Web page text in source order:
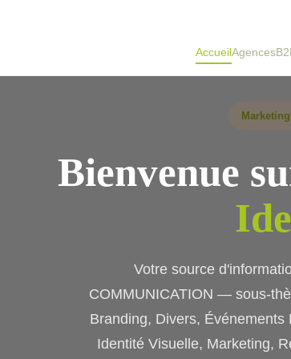
AccueilAgences
Bienvenue
Votre source
COMMUNICATION — sous-
Branding, Divers,
Identité Visuelle, Marketing,